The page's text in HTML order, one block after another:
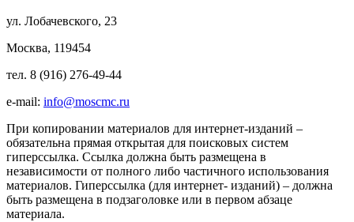
ул. Лобачевского, 23
Москва, 119454
тел. 8 (916) 276-49-44
e-mail: info@moscmc.ru
При копировании материалов для интернет-изданий –
обязательна прямая открытая для поисковых систем
гиперссылка. Ссылка должна быть размещена в
независимости от полного либо частичного использования
материалов. Гиперссылка (для интернет- изданий) – должна
быть размещена в подзаголовке или в первом абзаце
материала.